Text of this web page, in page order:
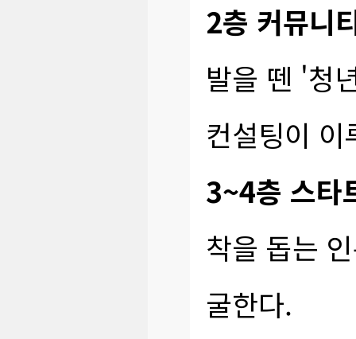
2층 커뮤니
발을 뗀 '청
컨설팅이
3~4층 스타
착을 돕는
굴한다.